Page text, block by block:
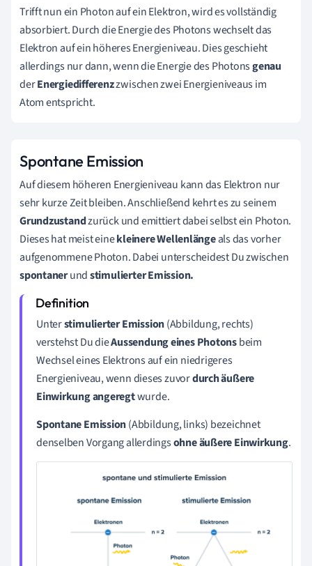
Trifft nun ein Photon auf ein Elektron, wird es vollständig
absorbiert. Durch die Energie des Photons wechselt das
Elektron auf ein höheres Energieniveau. Dies geschieht
allerdings nur dann, wenn dieEnergie des Photonsgenau
derEnergiedifferenzzwischen zwei Energieniveaus im
Atom entspricht.
Spontane Emission
Auf diesem höheren Energieniveau kann das Elektron nur
sehr kurze Zeit bleiben. Anschließend kehrt es zu seinem
Grundzustandzurück und emittiert dabei selbst ein Photon.
Dieses hat meist einekleinere Wellenlängeals das vorher
aufgenommene Photon. Dabei unterscheidest Du zwischen
spontanerundstimulierter Emission.
Unterstimulierter Emission(Abbildung, rechts)
verstehst Du dieAussendung eines Photonsbeim
Wechsel eines Elektrons auf ein niedrigeres
Energieniveau, wenn dieses zuvordurch äußere
Einwirkung angeregtwurde.
Spontane Emission(Abbildung, links) bezeichnet
denselben Vorgang allerdingsohne äußere Einwirkung.